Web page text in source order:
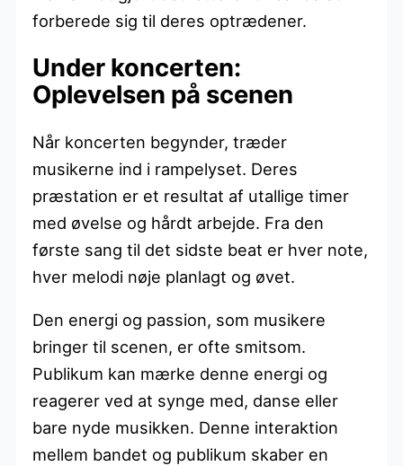
forberede sig til deres optrædener.
Under koncerten:
Oplevelsen på scenen
Når koncerten begynder, træder
musikerne ind i rampelyset. Deres
præstation er et resultat af utallige timer
med øvelse og hårdt arbejde. Fra den
første sang til det sidste beat er hver note,
hver melodi nøje planlagt og øvet.
Den energi og passion, som musikere
bringer til scenen, er ofte smitsom.
Publikum kan mærke denne energi og
reagerer ved at synge med, danse eller
bare nyde musikken. Denne interaktion
mellem bandet og publikum skaber en